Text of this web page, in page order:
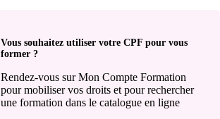
Vous souhaitez utiliser votre CPF pour vous
former ?
Rendez-vous sur Mon Compte Formation
pour mobiliser vos droits et pour rechercher
une formation dans le catalogue en ligne